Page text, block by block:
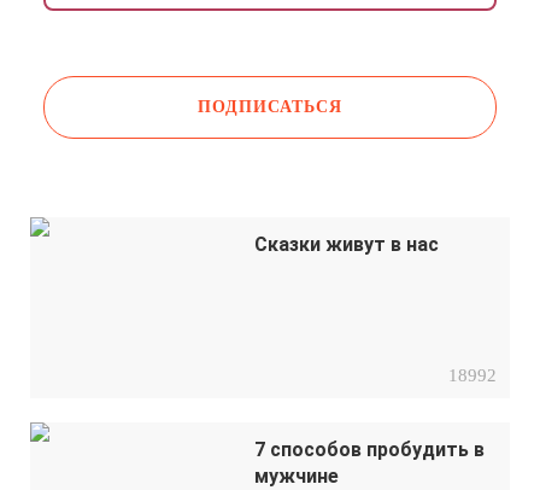
Сказки живут в нас
18992
7 способов пробудить в
мужчине